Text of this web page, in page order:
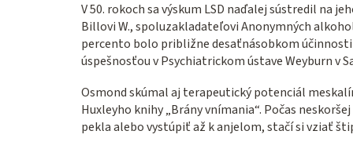
V 50. rokoch sa výskum LSD naďalej sústredil na
Billovi W., spoluzakladateľovi Anonymných
percento bolo približne desaťnásobkom
úspešnosťou v Psychiatrickom ústave Weyburn v
Osmond skúmal aj terapeutický potenciál
Huxleyho knihy „Brány vnímania“. Počas
pekla alebo vystúpiť až k anjelom, stačí si vziať